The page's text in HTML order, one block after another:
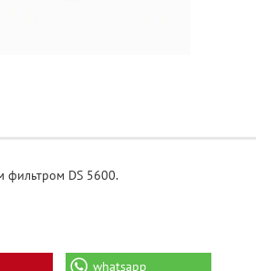
фильтром DS 5600.
whatsapp